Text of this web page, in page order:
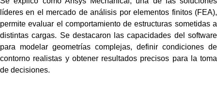
líderes en el mercado de análisis por elementos finitos (FEA),
permite evaluar el comportamiento de estructuras sometidas a
distintas cargas. Se destacaron las capacidades del software
para modelar geometrías complejas, definir condiciones de
contorno realistas y obtener resultados precisos para la toma
de decisiones.